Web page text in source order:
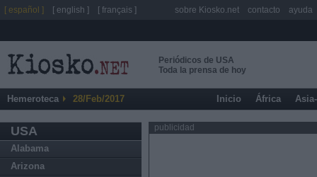
Periódicos de USA
Toda la prensa de hoy
Hemeroteca 28/Feb/2017 Inicio África
USA
Alabama
Arizona
publicidad
[ español ] [ english ] [ français ] sobre Kiosko.net contacto ayuda